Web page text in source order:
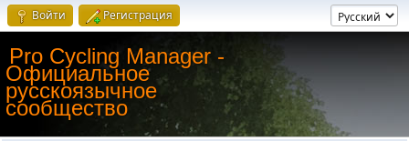
Войти Регистрация
Pro Cycling Manager -
Официальное
русскоязычное
сообщество